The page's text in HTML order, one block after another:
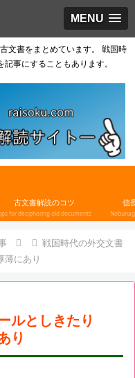
MENU
文書をまとめています。 戦国時
事にすることもあります。
古文書解読のコツ
for deciphering old documents
信
戦国時代の外交文書
にあり
ルとしきたり
り